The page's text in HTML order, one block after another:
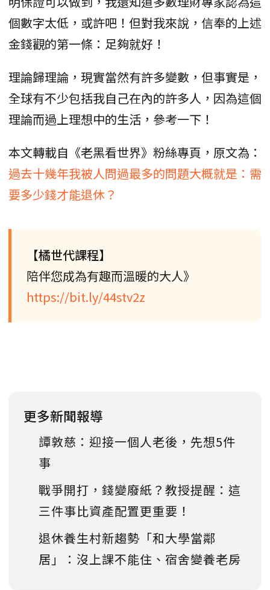
個數字太低，或許吧！但對我來說，信奉的上述
金錢觀的第一條：足夠就好！
理論歸理論，現實當然有許多變數，但事實是，
全球有不少包括我自己在內的許多人，因為這個
理論而過上理想中的生活，參考一下！
本文轉載自《老黑看世界》粉絲專頁，原文為：
過去十幾年我被人問過最多的問題大概就是：需
要多少錢才能退休？
【橘世代課程】
陪伴您成為有趣而溫暖的大人》
https://bit.ly/44stv2z
更多新聞報導
譚敦慈：迎接一個人老後，先想5件
事
戰爭開打，錢變廢紙？教授提醒：這
三件事比資產配置更重要！
退休養生村新趨勢「和大學當鄰
居」：沒上課不能住、宿舍變養老房